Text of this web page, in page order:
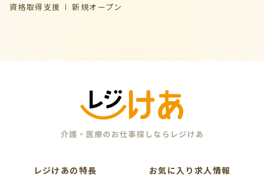
資格取得支援
新規オープン
レジけあの特長 お気に入り求人情報